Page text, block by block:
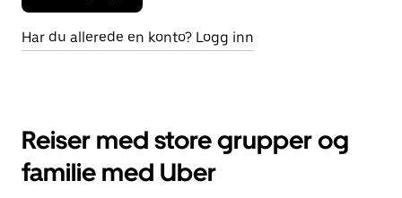
Har du allerede en konto? Logg inn
Reiser med store grupper og
familie med Uber